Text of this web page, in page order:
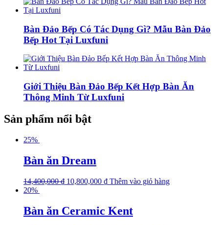
Bàn Đảo Bếp Có Tác Dụng Gì? Mẫu Bàn Đảo
Bếp Hot Tại Luxfuni
Giới Thiệu Bàn Đảo Bếp Kết Hợp Bàn Ăn
Thông Minh Từ Luxfuni
Sản phẩm nổi bật
25%
Bàn ăn Dream
14,400,000₫ 10,800,000 ₫ Thêm vào giỏ hàng
20%
Bàn ăn Ceramic Kent